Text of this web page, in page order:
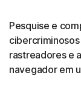
Pesquise e
rastreadores e
navegador em